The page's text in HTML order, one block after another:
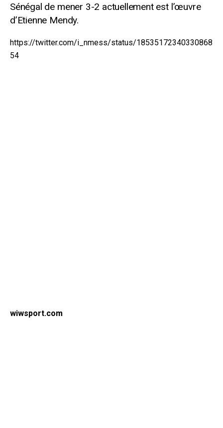
Sénégal de mener 3-2 actuellement est l’œuvre
d’Etienne Mendy.
https://twitter.com/i_nmess/status/18535172340330868
54
wiwsport.com